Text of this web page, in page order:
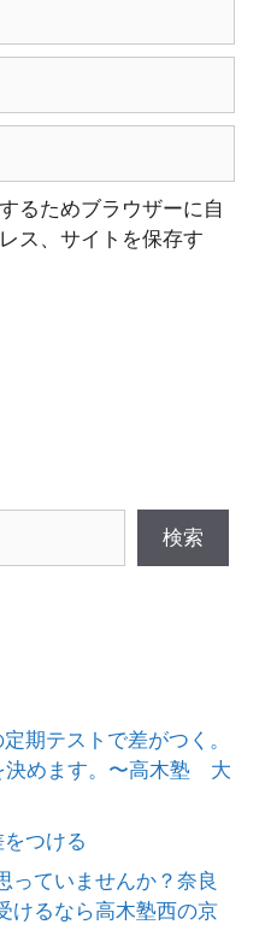
るためブラウザーに自
ス、サイトを保存す
検索
期テストで差がつく。
決めます。〜高木塾 大
つける
っていませんか？奈良
けるなら高木塾西の京